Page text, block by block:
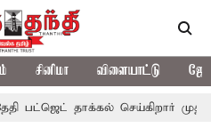
சினிமா விளையாட்டு
தாக்கல் செய்கிறார் முதல்-